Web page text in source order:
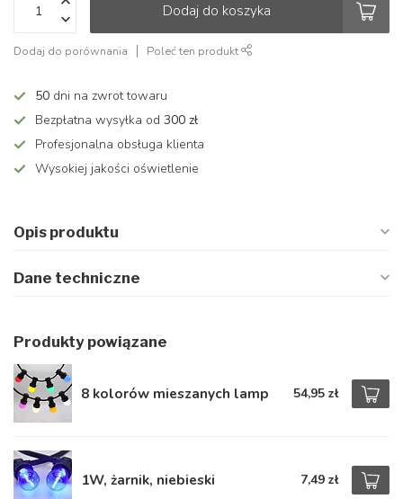
Dodaj do koszyka
Dodaj do porównania Poleć ten produkt
50 dni na zwrot towaru
Bezpłatna wysyłka od 300 zł
Profesjonalna obsługa klienta
Wysokiej jakości oświetlenie
Opis produktu
Dane techniczne
Produkty powiązane
8 kolorów mieszanych lamp 54,95 zł
1W, żarnik, niebieski 7,49 zł